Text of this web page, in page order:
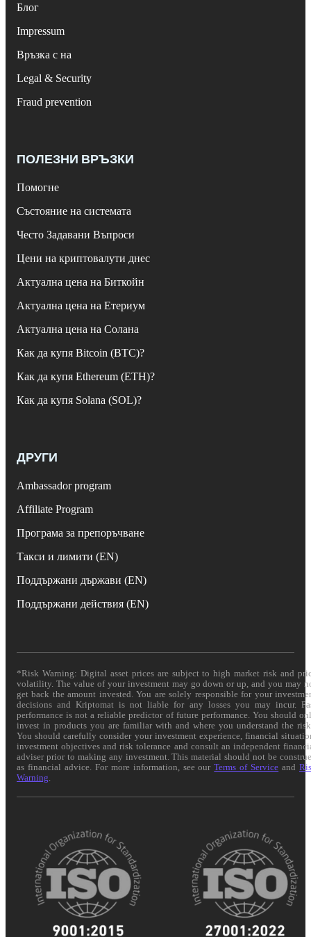
Блог
Impressum
Връзка с на
Legal & Security
Fraud prevention
ПОЛЕЗНИ ВРЪЗКИ
Помогне
Състояние на системата
Често Задавани Въпроси
Цени на криптовалути днес
Актуална цена на Биткойн
Актуална цена на Етериум
Актуална цена на Солана
Как да купя Bitcoin (BTC)?
Как да купя Ethereum (ETH)?
Как да купя Solana (SOL)?
ДРУГИ
Ambassador program
Affiliate Program
Програма за препоръчване
Такси и лимити (EN)
Поддържани държави (EN)
Поддържани действия (EN)
*Risk Warning: Digital asset prices are subject to high market risk and
volatility. The value of your investment may go down or up, and you may
get back the amount invested. You are solely responsible for your
decisions and Kriptomat is not liable for any losses you may incur.
performance is not a reliable predictor of future performance. You should
invest in products you are familiar with and where you understand the
You should carefully consider your investment experience, financial
investment objectives and risk tolerance and consult an independent
adviser prior to making any investment. This material should not be
as financial advice. For more information, see ourTerms of Service and
Warning